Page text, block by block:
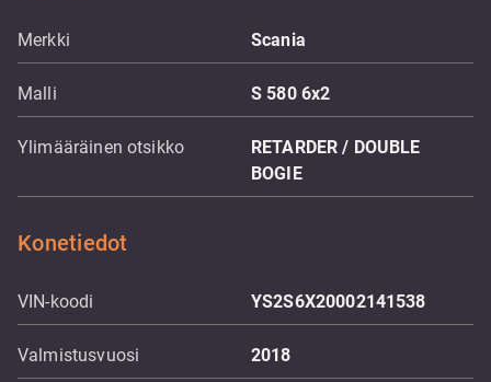
Merkki Scania
Malli S 580 6x2
Ylimääräinen otsikko
RETARDER / DOUBLE
BOGIE
Konetiedot
VIN-koodi YS2S6X20002141538
Valmistusvuosi 2018